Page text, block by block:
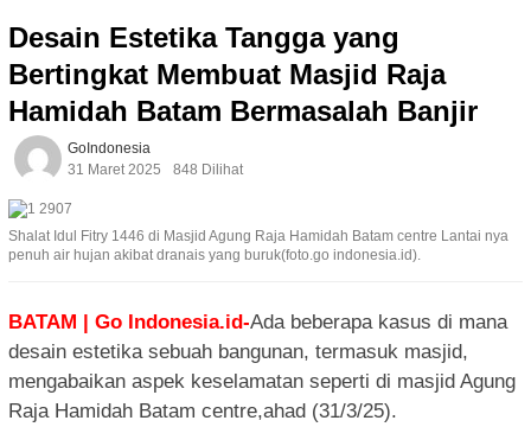
Desain Estetika Tangga yang
Bertingkat Membuat Masjid Raja
Hamidah Batam Bermasalah Banjir
GoIndonesia
31 Maret 2025
848 Dilihat
Shalat Idul Fitry 1446 di Masjid Agung Raja Hamidah Batam centre Lantai nya
penuh air hujan akibat dranais yang buruk(foto.go indonesia.id).
BATAM | Go Indonesia.id-Ada beberapa kasus di mana
desain estetika sebuah bangunan, termasuk masjid,
mengabaikan aspek keselamatan seperti di masjid Agung
Raja Hamidah Batam centre,ahad (31/3/25).